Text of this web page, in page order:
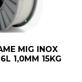
MIG INOX
1,0MM 15KG